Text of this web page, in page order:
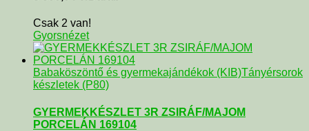
Csak 2 van!
Gyorsnézet
Babaköszöntő és gyermekajándékok (KIB)Tányérsorok
készletek (P80)
GYERMEKKÉSZLET 3R ZSIRÁF/MAJOM
PORCELÁN 169104